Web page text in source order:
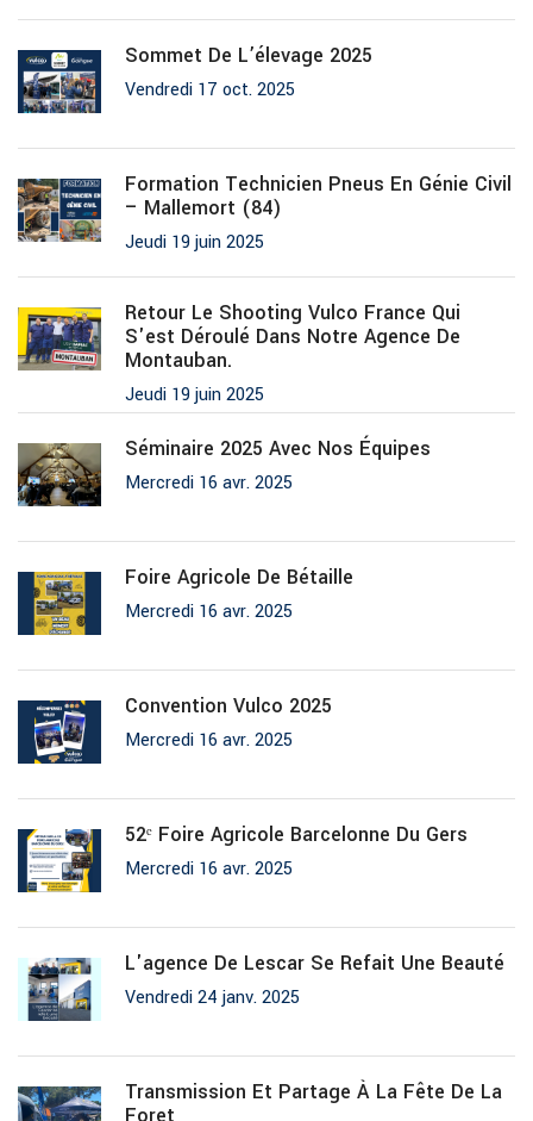
Sommet De L’élevage 2025
Vendredi 17 oct. 2025
Formation Technicien Pneus En Génie Civil
– Mallemort (84)
Jeudi 19 juin 2025
Retour Le Shooting Vulco France Qui
S'est Déroulé Dans Notre Agence De
Montauban.
Jeudi 19 juin 2025
Séminaire 2025 Avec Nos Équipes
Mercredi 16 avr. 2025
Foire Agricole De Bétaille
Mercredi 16 avr. 2025
Convention Vulco 2025
Mercredi 16 avr. 2025
52ᵉ Foire Agricole Barcelonne Du Gers
Mercredi 16 avr. 2025
L'agence De Lescar Se Refait Une Beauté
Vendredi 24 janv. 2025
Transmission Et Partage À La Fête De La